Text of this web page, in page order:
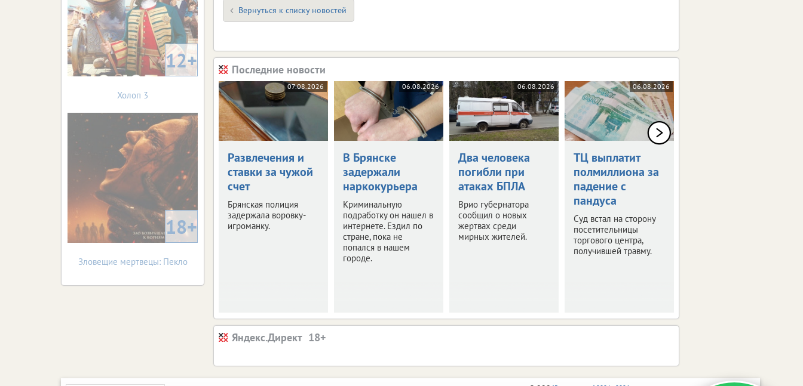
Вернуться к списку новостей
Последние новости
07.08.2026
Развлечения и
ставки за чужой
счет
Брянская полиция
задержала воровку-
игроманку.
06.08.2026
В Брянске
задержали
наркокурьера
Криминальную
подработку он нашел в
интернете. Ездил по
стране, пока не
попался в нашем
городе.
06.08.2026
Два человека
погибли при
атаках БПЛА
Врио губернатора
сообщил о новых
жертвах среди
мирных жителей.
06.08.2026
ТЦ выплатит
полмиллиона за
падение с
пандуса
Суд встал на сторону
посетительницы
торгового центра,
получившей травму.
Яндекс.Директ
12+
Холоп 3
18+
Зловещие мертвецы: Пекло